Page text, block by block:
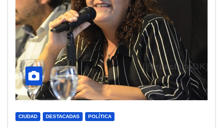
CIUDAD DESTACADAS POLÍTICA